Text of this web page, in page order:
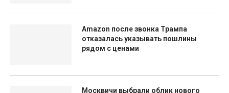
Amazon после звонка Трампа
отказалась указывать пошлины
рядом с ценами
Москвичи выбрали облик нового